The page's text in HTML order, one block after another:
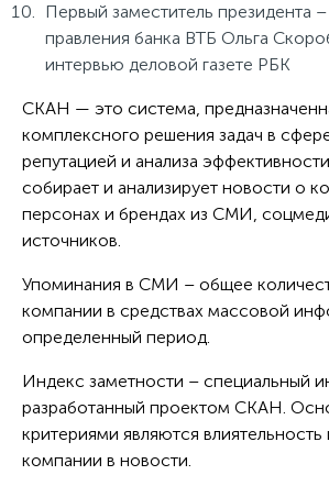
Первый заместитель президента
правления банка ВТБ Ольга
интервью деловой газете РБК
СКАН — это система,
комплексного решения задач в
репутацией и анализа
собирает и анализирует новости о
персонах и брендах из СМИ,
источников.
Упоминания в СМИ – общее
компании в средствах массовой
определенный период.
Индекс заметности – специальный
разработанный проектом СКАН.
критериями являются влиятельность
компании в новости.